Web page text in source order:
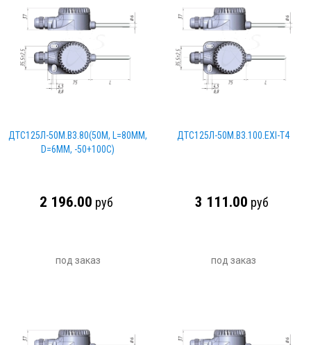
ДТС125Л-50М.В3.80(50М, L=80ММ,
D=6ММ, -50+100С)
2 196.00 руб
под заказ
ДТС125Л-50М.В3.100.ЕХI-Т4
3 111.00 руб
под заказ